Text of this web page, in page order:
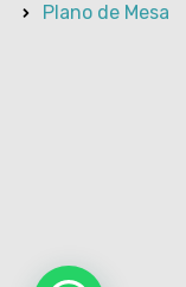
Plano de Mesa